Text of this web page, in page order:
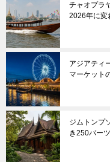
チャオプラ
2026年に変
アジアティ
マーケット
ジムトンプ
き250バー